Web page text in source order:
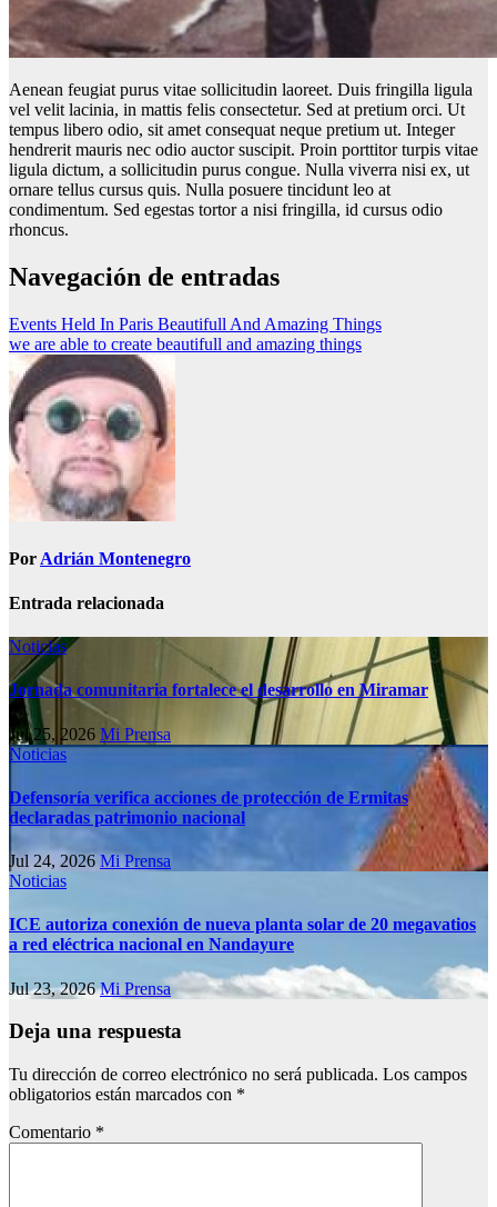
Aenean feugiat purus vitae sollicitudin laoreet. Duis fringilla ligula
vel velit lacinia, in mattis felis consectetur. Sed at pretium orci. Ut
tempus libero odio, sit amet consequat neque pretium ut. Integer
hendrerit mauris nec odio auctor suscipit. Proin porttitor turpis vitae
ligula dictum, a sollicitudin purus congue. Nulla viverra nisi ex, ut
ornare tellus cursus quis. Nulla posuere tincidunt leo at
condimentum. Sed egestas tortor a nisi fringilla, id cursus odio
rhoncus.
Navegación de entradas
Events Held In Paris Beautifull And Amazing Things
we are able to create beautifull and amazing things
PorAdrián Montenegro
Entrada relacionada
Noticias
Jornada comunitaria fortalece el desarrollo en Miramar
Jul 25, 2026 Mi Prensa
Noticias
Defensoría verifica acciones de protección de Ermitas
declaradas patrimonio nacional
Jul 24, 2026Mi Prensa
Noticias
ICE autoriza conexión de nueva planta solar de 20 megavatios
a red eléctrica nacional en Nandayure
Jul 23, 2026Mi Prensa
Deja una respuesta
Tu dirección de correo electrónico no será publicada. Los campos
obligatorios están marcados con *
Comentario *